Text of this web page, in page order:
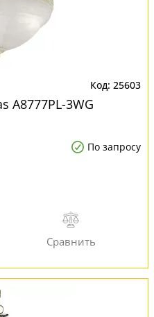
25603
A8777PL-3WG
По запросу